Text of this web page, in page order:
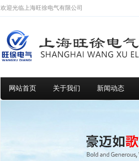
欢迎光临上海旺徐电气有限公司
网站首页 关于我们 新闻动态